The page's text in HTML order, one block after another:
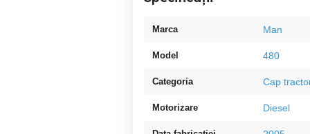
Marca Man
Model 480
Categoria Cap
Motorizare Diesel